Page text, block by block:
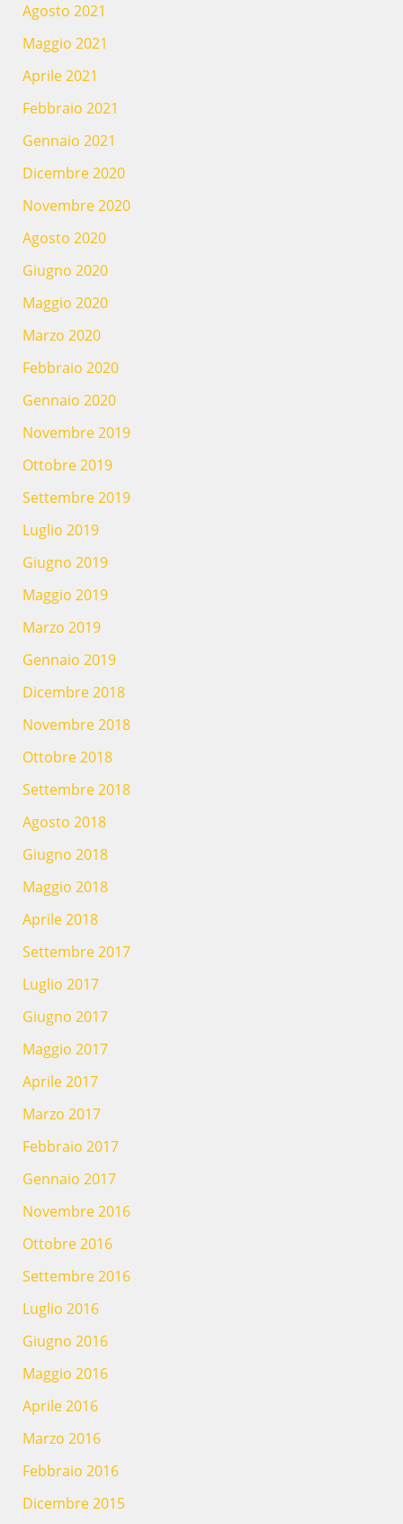
Agosto 2021
Maggio 2021
Aprile 2021
Febbraio 2021
Gennaio 2021
Dicembre 2020
Novembre 2020
Agosto 2020
Giugno 2020
Maggio 2020
Marzo 2020
Febbraio 2020
Gennaio 2020
Novembre 2019
Ottobre 2019
Settembre 2019
Luglio 2019
Giugno 2019
Maggio 2019
Marzo 2019
Gennaio 2019
Dicembre 2018
Novembre 2018
Ottobre 2018
Settembre 2018
Agosto 2018
Giugno 2018
Maggio 2018
Aprile 2018
Settembre 2017
Luglio 2017
Giugno 2017
Maggio 2017
Aprile 2017
Marzo 2017
Febbraio 2017
Gennaio 2017
Novembre 2016
Ottobre 2016
Settembre 2016
Luglio 2016
Giugno 2016
Maggio 2016
Aprile 2016
Marzo 2016
Febbraio 2016
Dicembre 2015